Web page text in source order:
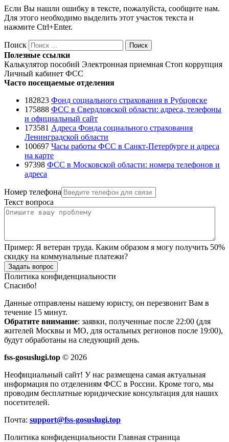
Если Вы нашли ошибку в тексте, пожалуйста, сообщите нам.
Для этого необходимо выделить этот участок текста и
нажмите Ctrl+Enter.
Поиск Поиск
Полезные ссылки
Калькулятор пособий Электронная приемная Стоп коррупция
Личный кабинет ФСС
Часто посещаемые отделения
182823 Фонд социального страхования в Рубцовске
175888 ФСС в Свердловской области: адреса, телефоны
и официальный сайт
173581 Адреса Фонда социального страхования
Ленинградской области
100697 Часы работы ФСС в Санкт-Петербурге и адреса
на карте
97398 ФСС в Московской области: номера телефонов и
адреса
Номер телефона
Текст вопроса
Пример: Я ветеран труда. Каким образом я могу получить 50%
скидку на коммунальные платежи?
Задать вопрос
Политика конфиденциальности
Спасибо!
Данные отправлены нашему юристу, он перезвонит Вам в
течение 15 минут.
Обратите внимание: заявки, полученные после 22:00 (для
жителей Москвы и МО, для остальных регионов после 19:00),
будут обработаны на следующий день.
fss-gosuslugi.top © 2026
Неофициальный сайт! У нас размещена самая актуальная
информация по отделениям ФСС в России. Кроме того, мы
проводим бесплатные юридические консультация для наших
посетителей.
Почта: support@fss-gosuslugi.top
Политика конфиденциальности Главная страница